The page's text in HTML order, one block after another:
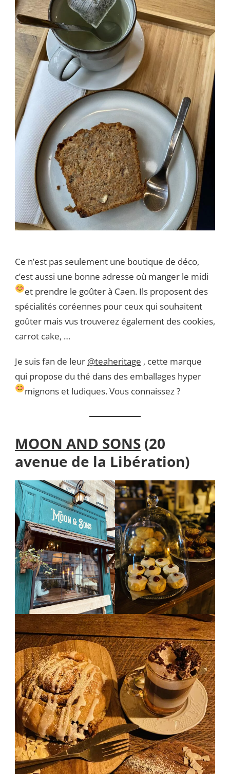
Ce n’est pas seulement une boutique de déco,
c’est aussi une bonne adresse où manger le midi
et prendre le goûter à Caen. Ils proposent des
spécialités coréennes pour ceux qui souhaitent
goûter mais vus trouverez également des cookies,
carrot cake, …
Je suis fan de leur @teaheritage , cette marque
qui propose du thé dans des emballages hyper
mignons et ludiques.Vous connaissez ?
MOON AND SONS (20
avenue de la Libération)